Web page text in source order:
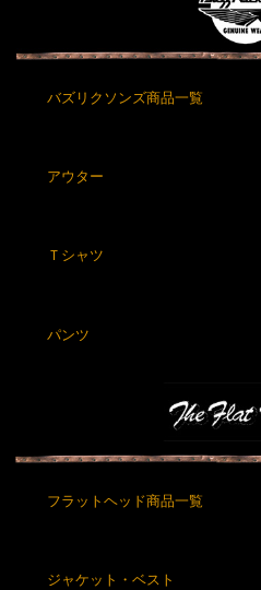
バズリクソンズ商品一覧
アウター
Ｔシャツ
パンツ
フラットヘッド商品一覧
ジャケット・ベスト